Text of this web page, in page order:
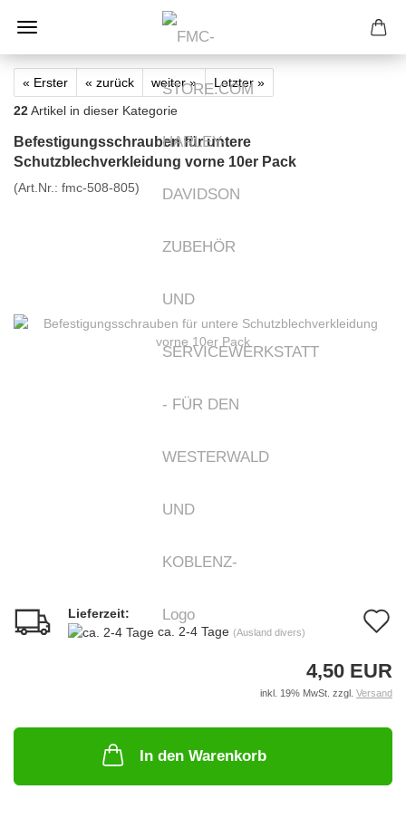
« Erster « zurück weiter »
Letzter »
22Artikel in dieser Kategorie
Befestigungsschrauben für untere
Schutzblechverkleidung vorne 10er Pack
(Art.Nr.: fmc-508-805)
Lieferzeit:
ca. 2-4 Tage (Ausland divers)
4,50 EUR
inkl. 19% MwSt. zzgl. Versand
In den Warenkorb